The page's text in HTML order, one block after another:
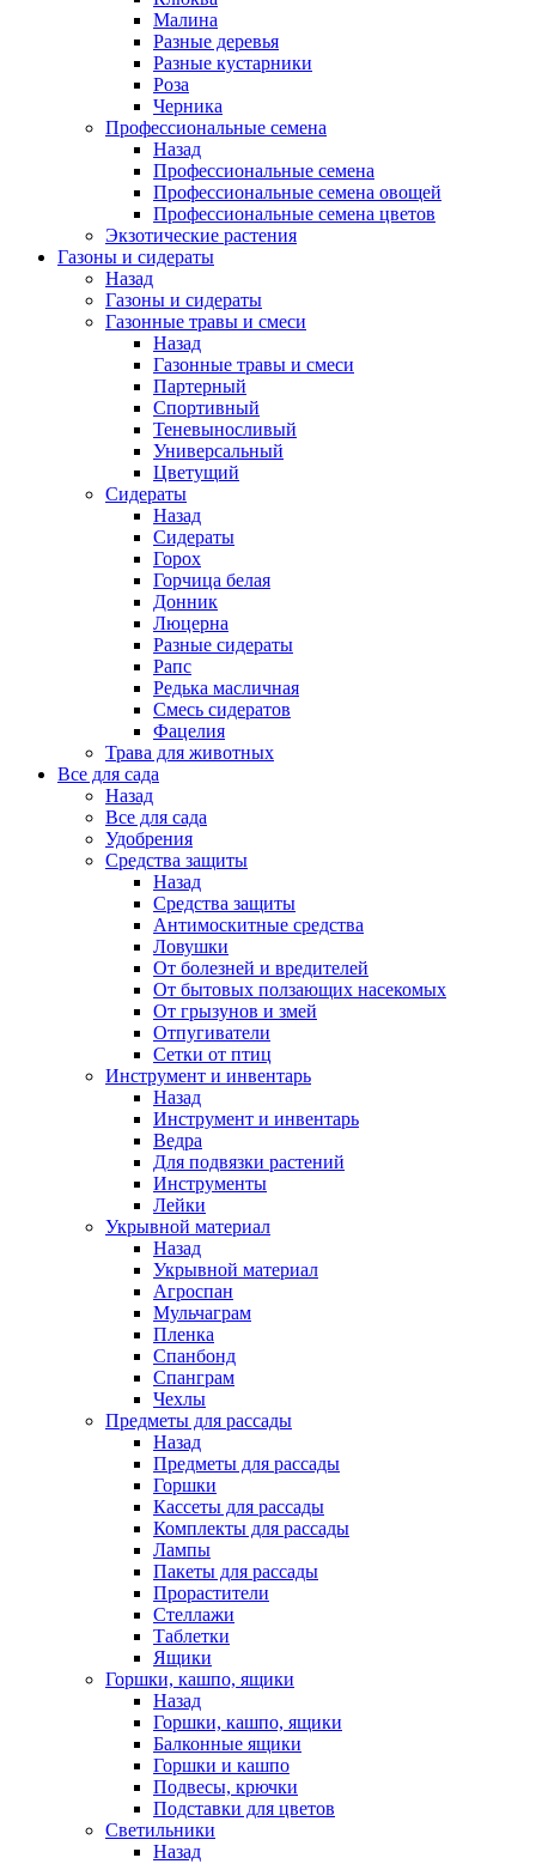
Малина
Разные деревья
Разные кустарники
Роза
Черника
Профессиональные семена
Назад
Профессиональные семена
Профессиональные семена овощей
Профессиональные семена цветов
Экзотические растения
Газоны и сидераты
Назад
Газоны и сидераты
Газонные травы и смеси
Назад
Газонные травы и смеси
Партерный
Спортивный
Теневыносливый
Универсальный
Цветущий
Сидераты
Назад
Сидераты
Горох
Горчица белая
Донник
Люцерна
Разные сидераты
Рапс
Редька масличная
Смесь сидератов
Фацелия
Трава для животных
Все для сада
Назад
Все для сада
Удобрения
Средства защиты
Назад
Средства защиты
Антимоскитные средства
Ловушки
От болезней и вредителей
От бытовых ползающих насекомых
От грызунов и змей
Отпугиватели
Сетки от птиц
Инструмент и инвентарь
Назад
Инструмент и инвентарь
Ведра
Для подвязки растений
Инструменты
Лейки
Укрывной материал
Назад
Укрывной материал
Агроспан
Мульчаграм
Пленка
Спанбонд
Спанграм
Чехлы
Предметы для рассады
Назад
Предметы для рассады
Горшки
Кассеты для рассады
Комплекты для рассады
Лампы
Пакеты для рассады
Прорастители
Стеллажи
Таблетки
Ящики
Горшки, кашпо, ящики
Назад
Горшки, кашпо, ящики
Балконные ящики
Горшки и кашпо
Подвесы, крючки
Подставки для цветов
Светильники
Назад